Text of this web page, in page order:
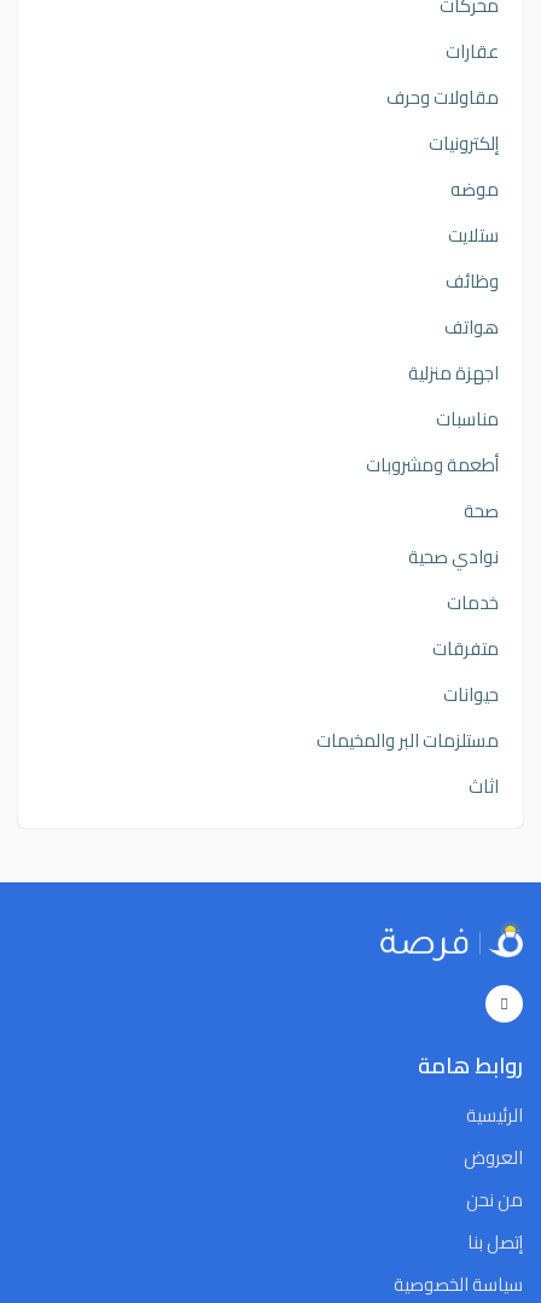
عقارات
مقاولات وحرف
إلكترونيات
موضه
ستلايت
وظائف
هواتف
اجهزة منزلية
مناسبات
أطعمة ومشروبات
صحة
نوادي صحية
خدمات
متفرقات
حيوانات
مستلزمات البر والمخيمات
اثاث
روابط هامة
الرئيسية
العروض
من نحن
إتصل بنا
سياسة الخصوصية